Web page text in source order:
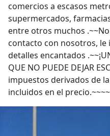
comercios a escasos
supermercados,
entre otros muchos
contacto con nosotros,
detalles encantados
QUE NO PUEDE DEJAR
impuestos derivados de
incluidos en el